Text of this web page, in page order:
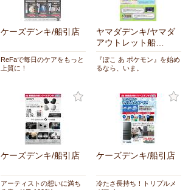
ケーズデンキ/船引店
ReFaで毎日のケアをもっと
上質に！
ヤマダデンキ/ヤマダ
アウトレット船…
『ぽこ あ ポケモン』を始め
るなら、いま。
ケーズデンキ/船引店
アーティストの想いに満ち
ケーズデンキ/船引店
冷たさ長持ち！トリプルメ